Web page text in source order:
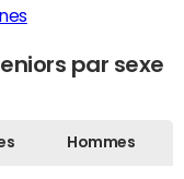
par sexe
Hommes